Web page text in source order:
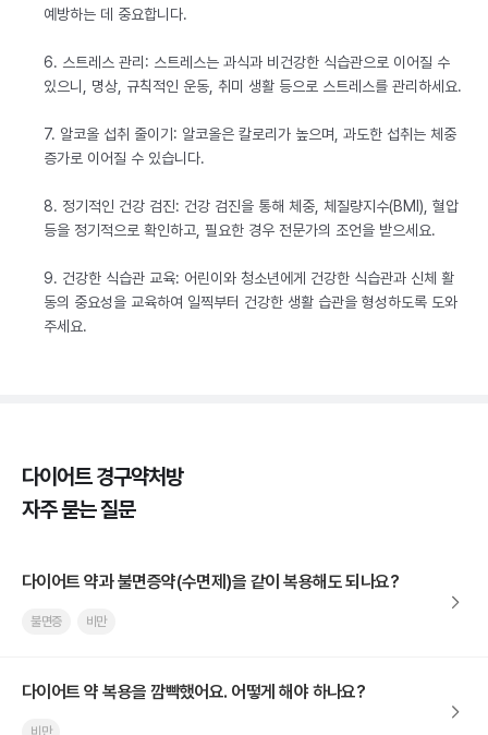
예방하는 데 중요합니다.
6. 스트레스 관리: 스트레스는 과식과 비건강한 식습관으로 이어질 수
있으니, 명상, 규칙적인 운동, 취미 생활 등으로 스트레스를 관리하세요.
7. 알코올 섭취 줄이기: 알코올은 칼로리가 높으며, 과도한 섭취는 체중
증가로 이어질 수 있습니다.
8. 정기적인 건강 검진: 건강 검진을 통해 체중, 체질량지수(BMI), 혈압
등을 정기적으로 확인하고, 필요한 경우 전문가의 조언을 받으세요.
9. 건강한 식습관 교육: 어린이와 청소년에게 건강한 식습관과 신체 활
동의 중요성을 교육하여 일찍부터 건강한 생활 습관을 형성하도록 도와
주세요.
다이어트 경구약처방
자주 묻는 질문
다이어트 약과 불면증약(수면제)을 같이 복용해도 되나요?
불면증 비만
다이어트 약 복용을 깜빡했어요. 어떻게 해야 하나요?
비만